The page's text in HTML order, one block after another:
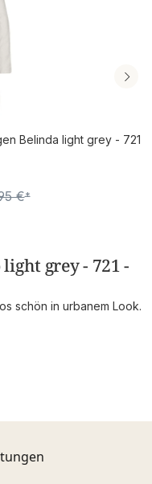
Belinda light grey - 721
Preis:
€*
grey - 721 -
schön in urbanem Look.